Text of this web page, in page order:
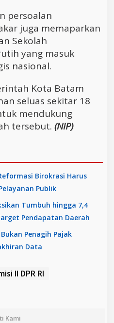
persoalan
juga memaparkan
Sekolah
yang masuk
nasional.
Kota Batam
seluas sekitar 18
mendukung
tersebut. (NIP)
Birokrasi Harus
Publik
Tumbuh hingga 7,4
Pendapatan Daerah
Penagih Pajak
Data
II DPR RI
Kami